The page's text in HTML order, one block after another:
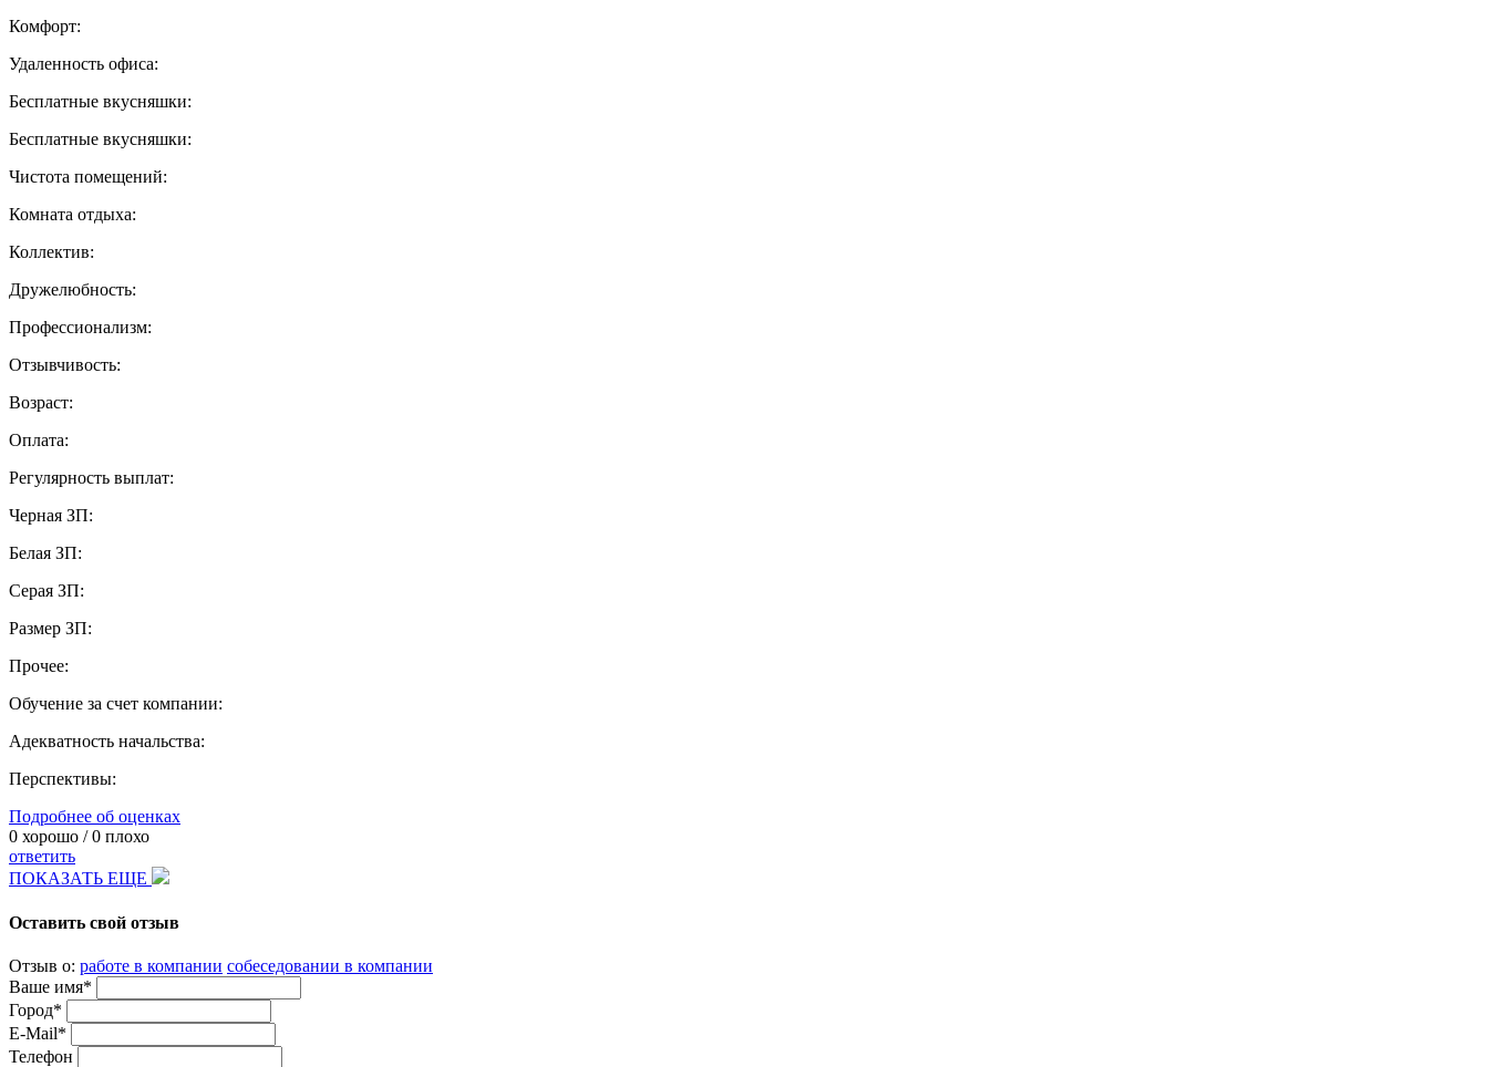
Комфорт:
Удаленность офиса:
Бесплатные вкусняшки:
Бесплатные вкусняшки:
Чистота помещений:
Комната отдыха:
Коллектив:
Дружелюбность:
Профессионализм:
Отзывчивость:
Возраст:
Оплата:
Регулярность выплат:
Черная ЗП:
Белая ЗП:
Серая ЗП:
Размер ЗП:
Прочее:
Обучение за счет компании:
Адекватность начальства:
Перспективы:
Подробнее об оценках
0 хорошо /0 плохо
ответить
ПОКАЗАТЬ ЕЩЕ
Оставить свой отзыв
Отзыв о: работе в компании собеседовании в компании
Ваше имя*
Город*
E-Mail*
Телефон